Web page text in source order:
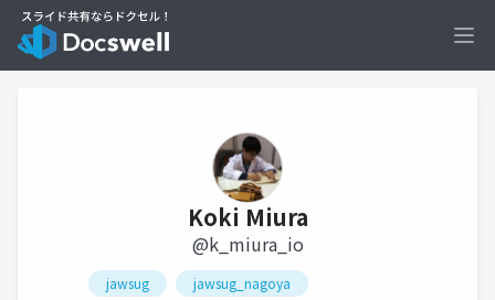
Koki Miura
@k_miura_io
jawsug
jawsug_nagoya